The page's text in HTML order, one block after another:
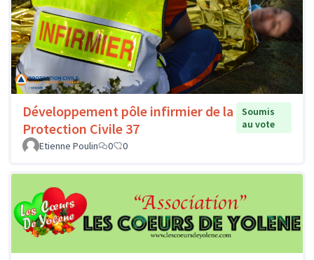
Développement pôle infirmier de la
Protection Civile 37
Soumis
au vote
Etienne Poulin
0 0